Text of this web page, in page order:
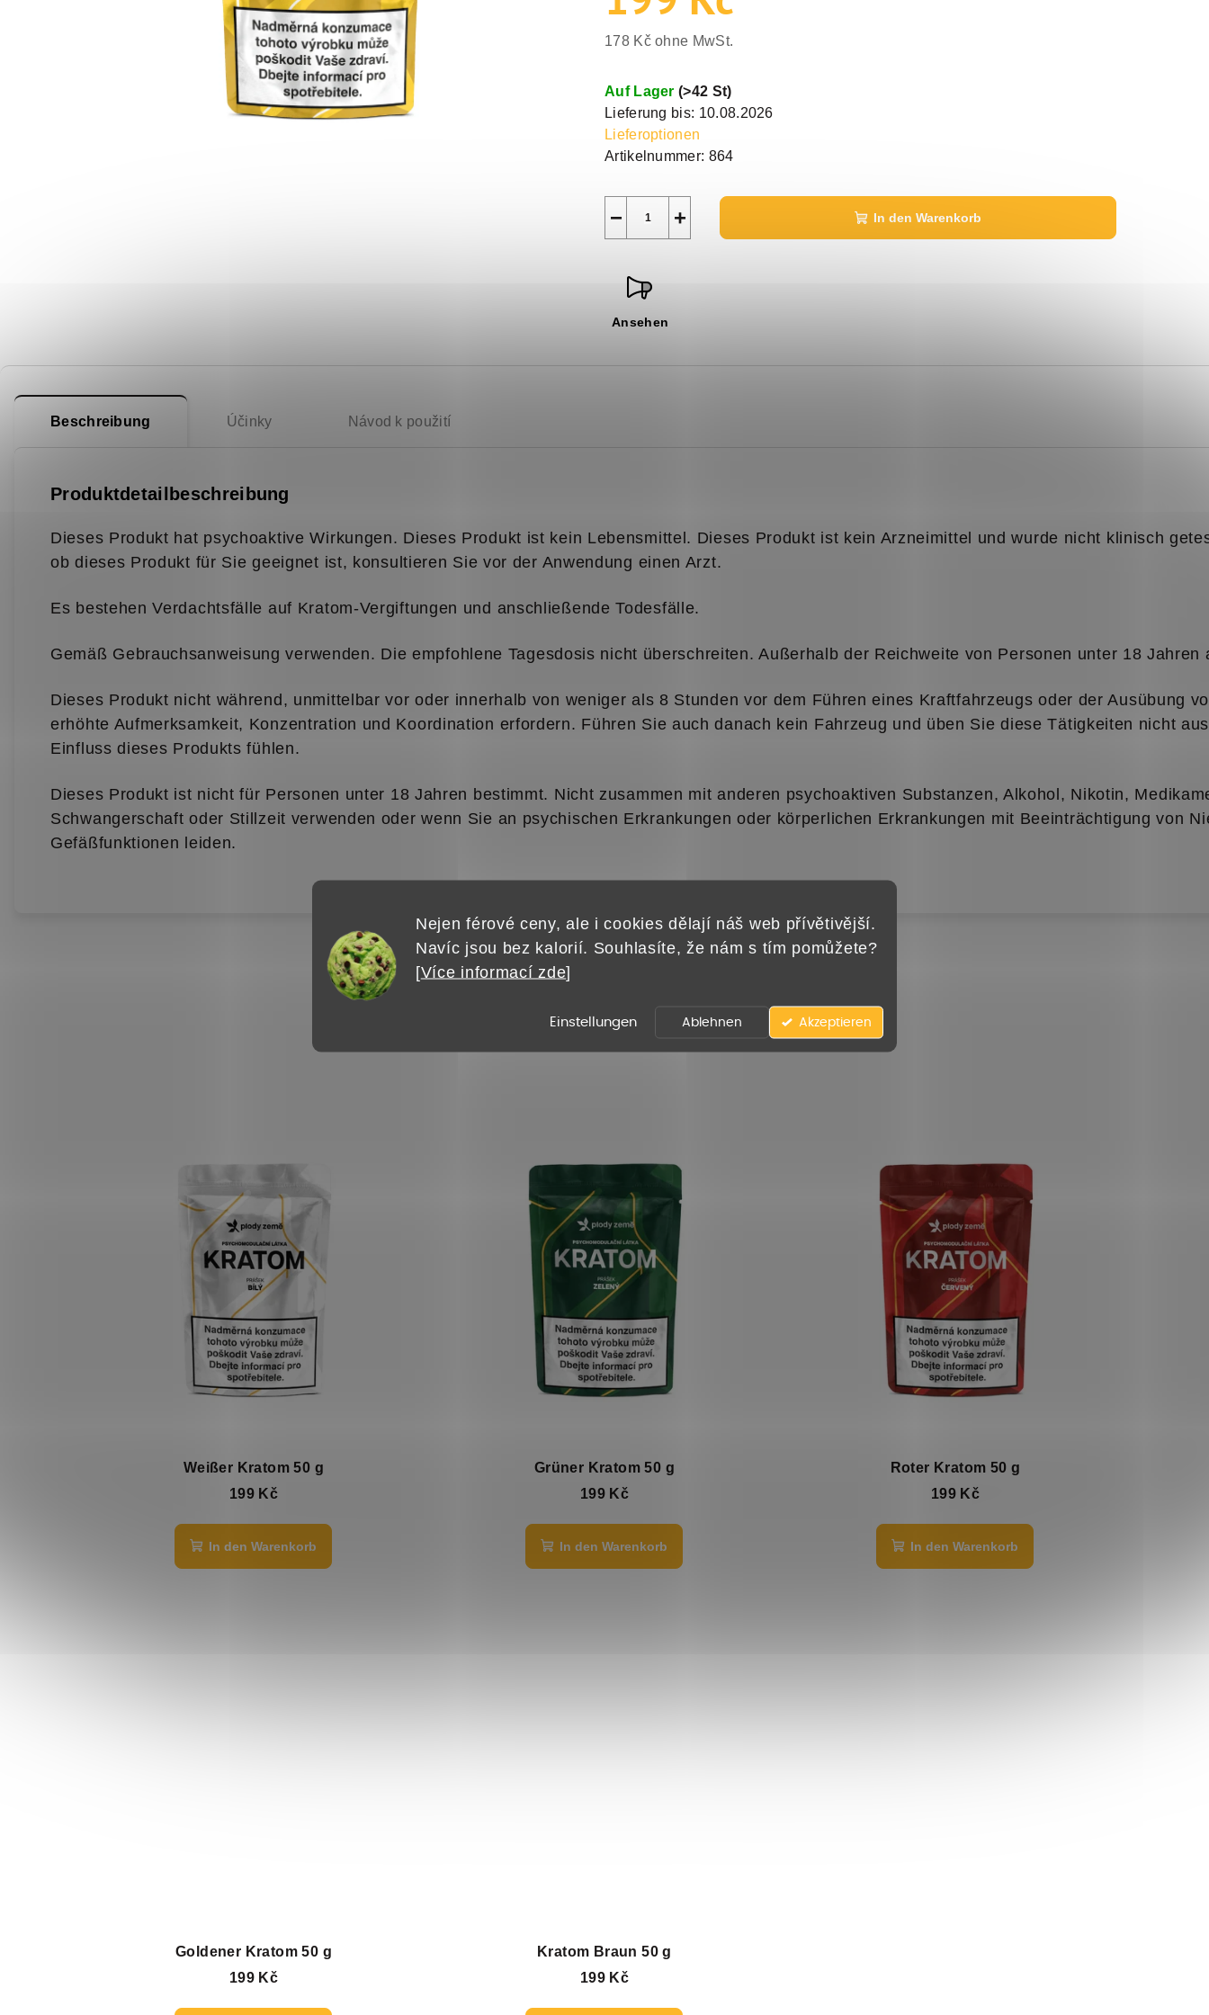
Nejen férové ceny, ale i cookies dělají náš web přívětivější.
Navíc jsou bez kalorií. Souhlasíte, že nám s tím pomůžete?
[Více informací zde]
Akzeptieren
Ablehnen
Einstellungen
178 Kč ohne MwSt.
Auf Lager(>42 St)
Lieferung bis: 10.08.2026
Lieferoptionen
Artikelnummer: 864
+
− In den Warenkorb
Ansehen
Beschreibung Účinky Návod k použití
Produktdetailbeschreibung
Dieses Produkt hat psychoaktive Wirkungen. Dieses Produkt ist kein Lebensmittel. Dieses Produkt ist kein Arzneimittel und wurde nicht klinisch
ob dieses Produkt für Sie geeignet ist, konsultieren Sie vor der Anwendung einen Arzt.
Es bestehen Verdachtsfälle auf Kratom-Vergiftungen und anschließende Todesfälle.
Gemäß Gebrauchsanweisung verwenden. Die empfohlene Tagesdosis nicht überschreiten. Außerhalb der Reichweite von Personen unter 18 Jahren
Dieses Produkt nicht während, unmittelbar vor oder innerhalb von weniger als 8 Stunden vor dem Führen eines Kraftfahrzeugs oder der Ausübung
erhöhte Aufmerksamkeit, Konzentration und Koordination erfordern. Führen Sie auch danach kein Fahrzeug und üben Sie diese Tätigkeiten nicht
Einfluss dieses Produkts fühlen.
Dieses Produkt ist nicht für Personen unter 18 Jahren bestimmt. Nicht zusammen mit anderen psychoaktiven Substanzen, Alkohol, Nikotin,
Schwangerschaft oder Stillzeit verwenden oder wenn Sie an psychischen Erkrankungen oder körperlichen Erkrankungen mit Beeinträchtigung von
Gefäßfunktionen leiden.
Verwandte Produkte
Weißer Kratom 50 g
199 Kč
In den Warenkorb
Grüner Kratom 50 g
199 Kč
In den Warenkorb
Roter Kratom 50 g
199 Kč
In den Warenkorb
Goldener Kratom 50 g
199 Kč
Kratom Braun 50 g
199 Kč